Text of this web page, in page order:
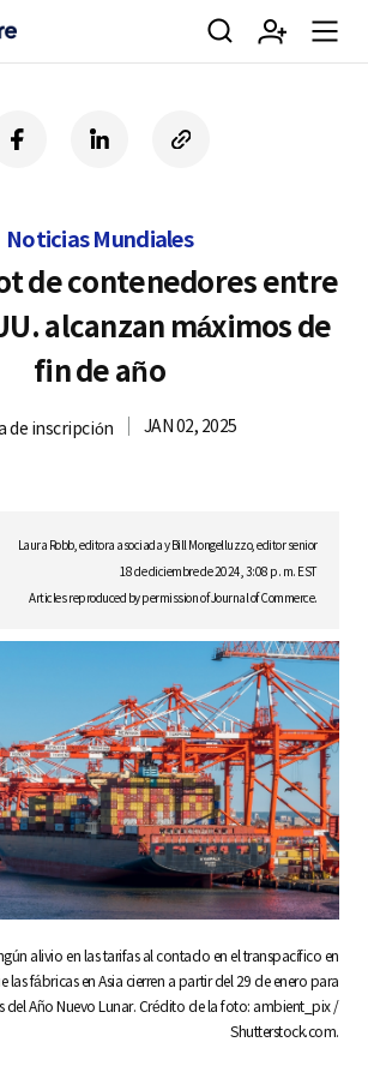
검 회 m
f
a
b
o
o
k
i
e
i
n
c
o
U
R
L
Noticias Mundiales
de contenedores entre
alcanzan máximos de
fin de año
de inscripción JAN 02, 2025
Laura Robb, editora asociada y Bill Mongelluzzo, editor senior
18 de diciembre de 2024, 3:08 p. m. EST
Articles reproduced by permission of Journal of Commerce.
alivio en las tarifas al contado en el transpacífico en
las fábricas en Asia cierren a partir del 29 de enero para
del Año Nuevo Lunar. Crédito de la foto: ambient_pix /
Shutterstock.com.